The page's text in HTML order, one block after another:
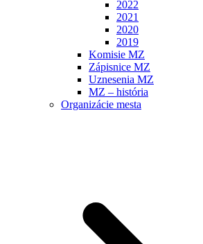
2022
2021
2020
2019
Komisie MZ
Zápisnice MZ
Uznesenia MZ
MZ – história
Organizácie mesta